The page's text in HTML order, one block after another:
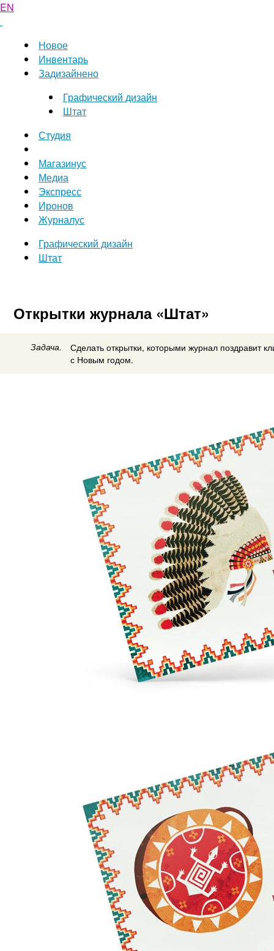
EN
Новое
Инвентарь
Задизайнено
Графический дизайн
Штат
Студия
Магазинус
Медиа
Экспресс
Иронов
Журналус
Графический дизайн
Штат
Открытки журнала «Штат»
Задача.
Сделать открытки, которыми журнал поздравит
с Новым годом.